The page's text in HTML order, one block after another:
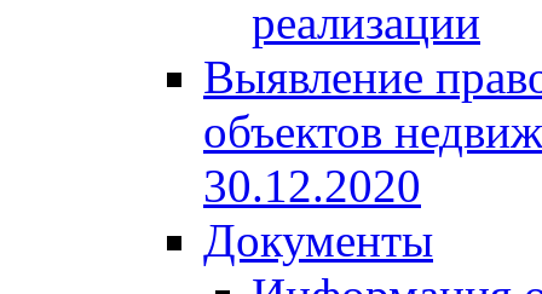
реализации
Выявление
объектов
30.12.2020
Документы